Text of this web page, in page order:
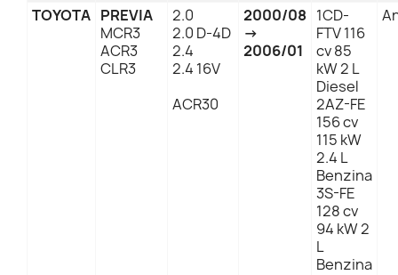
TOYOTA PREVIA
MCR3
ACR3
CLR3
2.0
2.0 D-4D
2.4
2.4 16V
ACR30
2000/08
→
2006/01
1CD-
FTV 116
cv 85
kW 2 L
Diesel
2AZ-FE
156 cv
115 kW
2.4 L
Benzina
3S-FE
128 cv
94 kW 2
L
Benzina